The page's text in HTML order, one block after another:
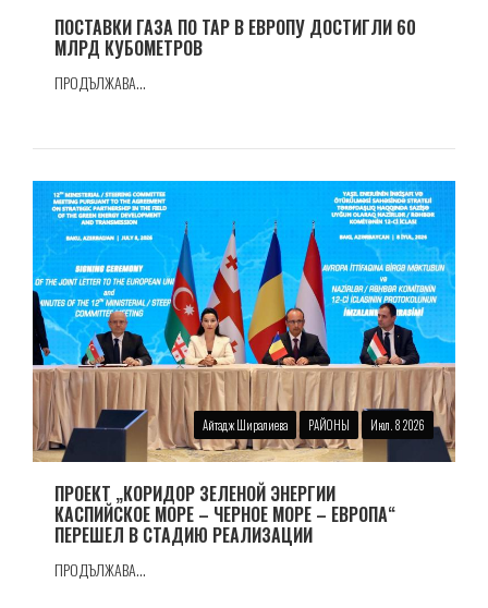
ПОСТАВКИ ГАЗА ПО TAP В ЕВРОПУ ДОСТИГЛИ 60
МЛРД КУБОМЕТРОВ
ПРОДЪЛЖАВА...
Айтадж Ширалиева РАЙОНЫ Июл. 8 2026
ПРОЕКТ „КОРИДОР ЗЕЛЕНОЙ ЭНЕРГИИ
КАСПИЙСКОЕ МОРЕ – ЧЕРНОЕ МОРЕ – ЕВРОПА“
ПЕРЕШЕЛ В СТАДИЮ РЕАЛИЗАЦИИ
ПРОДЪЛЖАВА...